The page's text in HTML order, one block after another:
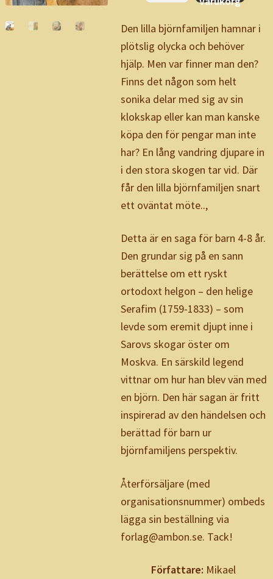
Den lilla björnfamiljen hamnar i
plötslig olycka och behöver
hjälp. Men var finner man den?
Finns det någon som helt
sonika delar med sig av sin
klokskap eller kan man kanske
köpa den för pengar man inte
har? En lång vandring djupare in
i den stora skogen tar vid. Där
får den lilla björnfamiljen snart
ett oväntat möte..,
Detta är en saga för barn 4-8 år.
Den grundar sig på en sann
berättelse om ett ryskt
ortodoxt helgon – den helige
Serafim (1759-1833) – som
levde som eremit djupt inne i
Sarovs skogar öster om
Moskva. En särskild legend
vittnar om hur han blev vän med
en björn. Den här sagan är fritt
inspirerad av den händelsen och
berättad för barn ur
björnfamiljens perspektiv.
Återförsäljare (med
organisationsnummer) ombeds
lägga sin beställning via
forlag@ambon.se. Tack!
Författare: Mikael